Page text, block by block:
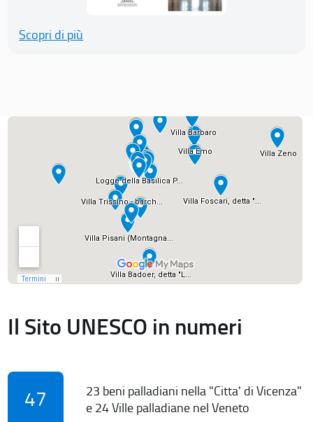
Scopri di più
Il Sito UNESCO in numeri
47
23 beni palladiani nella "Citta' di Vicenza"
e 24 Ville palladiane nel Veneto